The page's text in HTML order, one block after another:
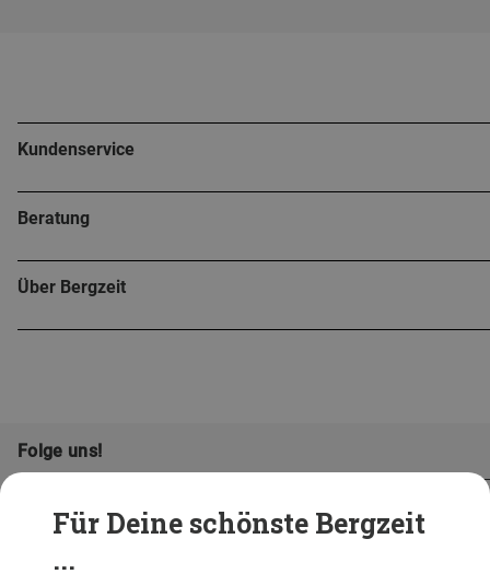
Für Deine schönste Bergzeit
...
Kundenservice
Beratung
Über Bergzeit
Folge uns!